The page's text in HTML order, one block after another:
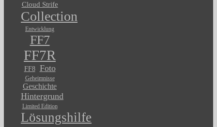
Cloud Strife
Collection
Entwicklung
FF7
FF7R
FF8 Foto
Geheimnisse
Geschichte
Hintergrund
Limited Edition
Lösungshilfe